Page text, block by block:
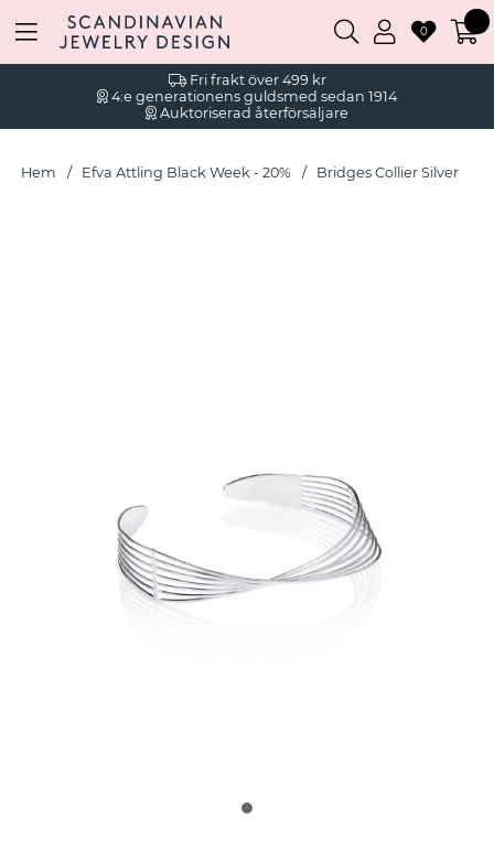
Fri frakt över 499 kr
4:e generationens guldsmed sedan 1914
Auktoriserad återförsäljare
0
Hem Efva Attling Black Week - 20% Bridges Collier Silver